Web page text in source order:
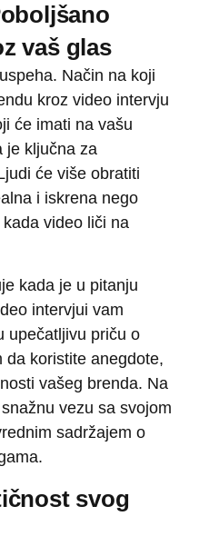
vaš glas
Način na koji
kroz video intervju
će imati na vašu
je ključna za
će više obratiti
i iskrena nego
video liči na
kada je u pitanju
intervjui vam
upečatljivu priču o
da koristite anegdote,
vašeg brenda. Na
vezu sa svojom
sadržajem o
svog